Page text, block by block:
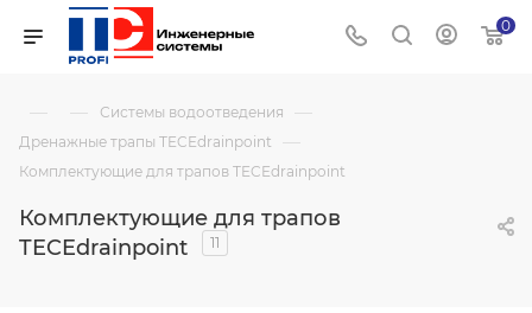
0
— — Системы водоотведения —
Дренажные трапы TECEdrainpoint —
Комплектующие для трапов TECEdrainpoint
Комплектующие для трапов
TECEdrainpoint
11